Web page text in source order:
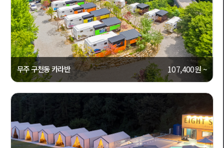
무주 구천동 카라반 107,400원 ~
[전라북도, 무주]
상세보기